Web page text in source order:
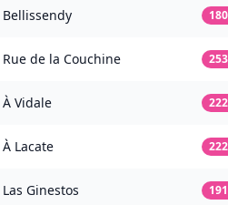
Bellissendy
Rue de la Couchine
À Vidale
À Lacate
Las Ginestos